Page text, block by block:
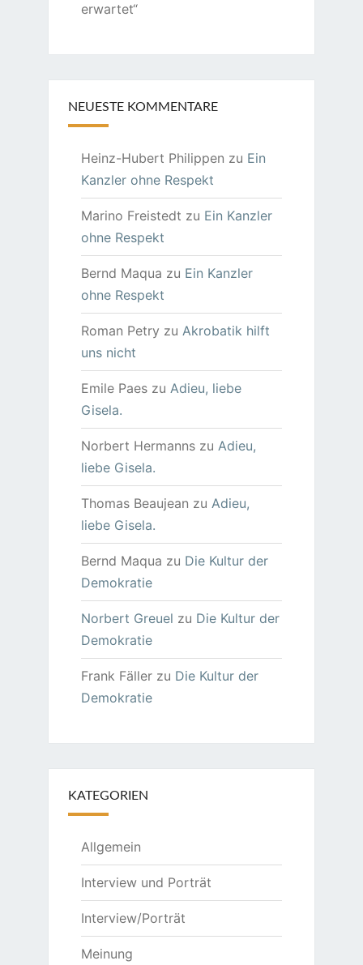
erwartet“
NEUESTE KOMMENTARE
Heinz-Hubert Philippen zu Ein
Kanzler ohne Respekt
Marino Freistedt zu Ein Kanzler
ohne Respekt
Bernd Maqua zu Ein Kanzler
ohne Respekt
Roman Petry zu Akrobatik hilft
uns nicht
Emile Paeszu Adieu, liebe
Gisela.
Norbert Hermannszu Adieu,
liebe Gisela.
Thomas Beaujean zu Adieu,
liebe Gisela.
Bernd Maqua zu Die Kultur der
Demokratie
Norbert Greuel zu Die Kultur der
Demokratie
Frank Fällerzu Die Kultur der
Demokratie
KATEGORIEN
Allgemein
Interview und Porträt
Interview/Porträt
Meinung